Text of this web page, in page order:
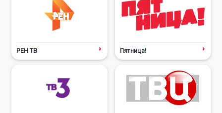
РЕН ТВ Пятница!